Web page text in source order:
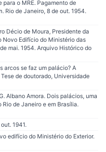
o MRE. Pagamento de
Rio de Janeiro, 8 de out. 1954.
Décio de Moura, Presidente da
Novo Edifício do Ministério das
mai. 1954. Arquivo Histórico do
arcos se faz um palácio? A
de doutorado, Universidade
Albano Amora. Dois palácios, uma
de Janeiro e em Brasília.
1941.
edifício do Ministério do Exterior.